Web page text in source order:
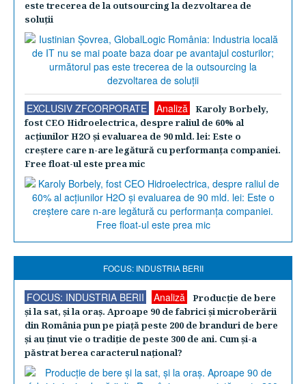
este trecerea de la outsourcing la dezvoltarea de
soluţii
EXCLUSIV ZFCORPORATE Analiză
Karoly Borbely,
fost CEO Hidroelectrica, despre raliul de 60% al
acţiunilor H2O şi evaluarea de 90 mld. lei: Este o
creştere care n-are legătură cu performanţa companiei.
Free float-ul este prea mic
FOCUS: INDUSTRIA BERII
FOCUS: INDUSTRIA BERII Analiză
Producţie de bere
şi la sat, şi la oraş. Aproape 90 de fabrici şi microberării
din România pun pe piaţă peste 200 de branduri de bere
şi au ţinut vie o tradiţie de peste 300 de ani. Cum şi-a
păstrat berea caracterul naţional?